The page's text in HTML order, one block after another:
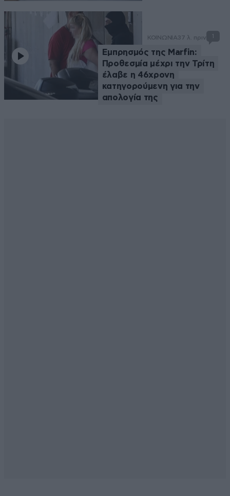
ΚΟΙΝΩΝΙΑ37 λ. πριν 1
Εμπρησμός της Marfin:
Προθεσμία μέχρι την Τρίτη
έλαβε η 46χρονη
κατηγορούμενη για την
απολογία της